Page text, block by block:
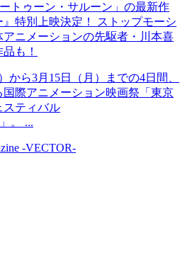
ートゥーン・サルーン」の最新作
』特別上映決定！ ストップモーシ
アニメーションの先駆者・川本喜
も！
から3月15日（月）までの4日間、
際アニメーション映画祭「東京
スティバル
。 ...